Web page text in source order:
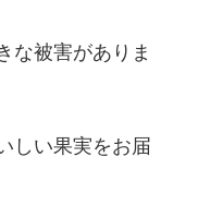
な被害がありま
しい果実をお届